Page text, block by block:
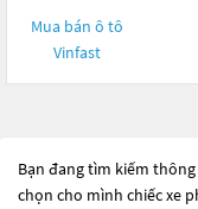
Mua bán ô tô
Vinfast
Bạn đang tìm kiếm
chọn cho mình chiếc xe